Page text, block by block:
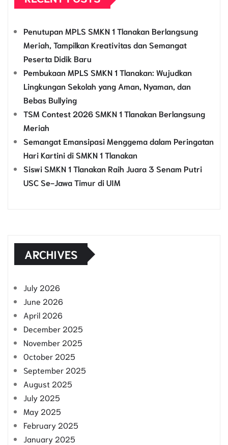
Penutupan MPLS SMKN 1 Tlanakan Berlangsung
Meriah, Tampilkan Kreativitas dan Semangat
Peserta Didik Baru
Pembukaan MPLS SMKN 1 Tlanakan: Wujudkan
Lingkungan Sekolah yang Aman, Nyaman, dan
Bebas Bullying
TSM Contest 2026 SMKN 1 Tlanakan Berlangsung
Meriah
Semangat Emansipasi Menggema dalam Peringatan
Hari Kartini di SMKN 1 Tlanakan
Siswi SMKN 1 Tlanakan Raih Juara 3 Senam Putri
USC Se-Jawa Timur di UIM
ARCHIVES
July 2026
June 2026
April 2026
December 2025
November 2025
October 2025
September 2025
August 2025
July 2025
May 2025
February 2025
January 2025